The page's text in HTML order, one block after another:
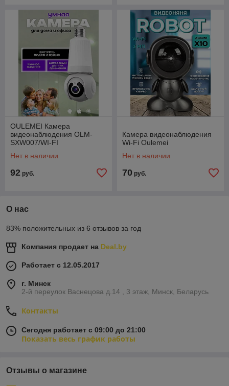
OULEMEI Камера
видеонаблюдения OLM-
SXW007/WI-FI
Нет в наличии
92 руб.
Камера видеонаблюдения
Wi-Fi Oulemei
Нет в наличии
70 руб.
О нас
83% положительных из 6 отзывов за год
Компания продает на Deal.by
Работает с 12.05.2017
г. Минск
2-й переулок Васнецова д.14 , 3 этаж, Минск, Беларусь
Контакты
Сегодня работает с 09:00 до 21:00
Показать весь график работы
Отзывы о магазине